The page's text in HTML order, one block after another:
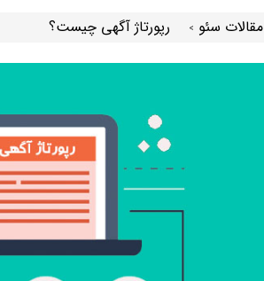
مقالات سئو رپورتاژ آگهی چیست؟